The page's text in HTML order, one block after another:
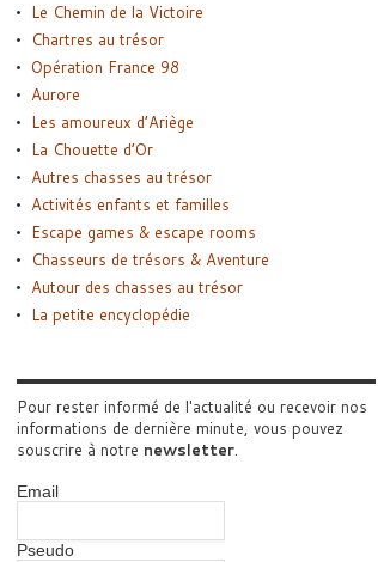
Le Chemin de la Victoire
Chartres au trésor
Opération France 98
Aurore
Les amoureux d’Ariège
La Chouette d’Or
Autres chasses au trésor
Activités enfants et familles
Escape games & escape rooms
Chasseurs de trésors & Aventure
Autour des chasses au trésor
La petite encyclopédie
Pour rester informé de l'actualité ou recevoir nos
informations de dernière minute, vous pouvez
souscrire à notre newsletter.
Email
Pseudo